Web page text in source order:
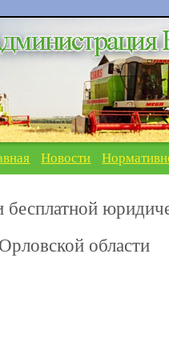
Новости
бесплатной
области